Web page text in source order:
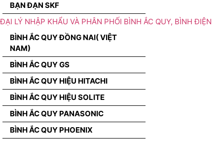
BẠN ĐẠN SKF
ĐẠI LÝ NHẬP KHẨU VÀ PHÂN PHỐI BÌNH ẮC QUY, BÌNH ĐIỆN
BÌNH ẮC QUY ĐỒNG NAI( VIỆT
NAM)
BÌNH ẮC QUY GS
BÌNH ẮC QUY HIỆU HITACHI
BÌNH ẮC QUY HIỆU SOLITE
BÌNH ẮC QUY PANASONIC
BÌNH ẮC QUY PHOENIX